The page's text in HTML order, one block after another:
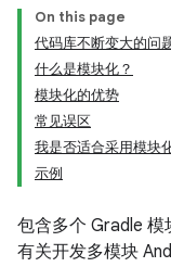
On this page
代码库不断变大的问
什么是模块化？
模块化的优势
常见误区
我是否适合采用模块
示例
包含多个 Gradle
有关开发多模块